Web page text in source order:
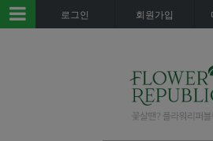
로그인 회원가입